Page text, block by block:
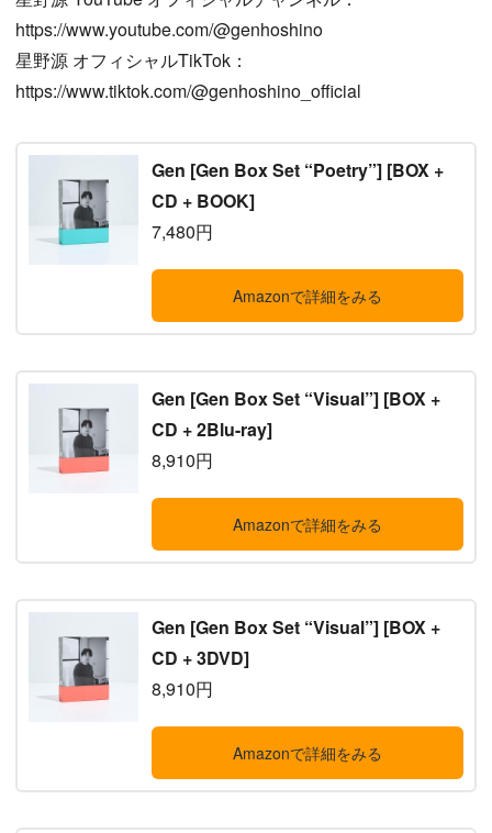
https://www.youtube.com/@genhoshino
星野源 オフィシャルTikTok：
https://www.tiktok.com/@genhoshino_official
Gen [Gen Box Set “Poetry”] [BOX +
CD + BOOK]
7,480円
Amazonで詳細をみる
Gen [Gen Box Set “Visual”] [BOX +
CD + 2Blu-ray]
8,910円
Amazonで詳細をみる
Gen [Gen Box Set “Visual”] [BOX +
CD + 3DVD]
8,910円
Amazonで詳細をみる